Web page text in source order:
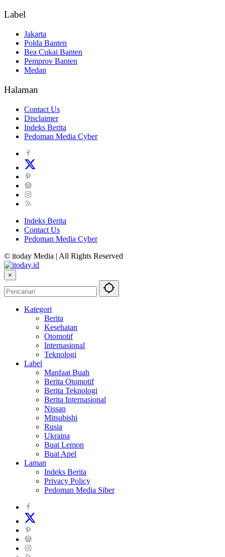
Label
Jakarta
Polda Banten
Bea Cukai Banten
Pemprov Banten
Medan
Halaman
Contact Us
Disclaimer
Indeks Berita
Pedoman Media Cyber
Indeks Berita
Contact Us
Pedoman Media Cyber
© itoday Media | All Rights Reserved
×
Kategori
Berita
Kesehatan
Otomotif
Internasional
Teknologi
Label
Manfaat Buah
Berita Otomotif
Berita Teknologi
Berita Internasional
Nissan
Mitsubishi
Rusia
Ukraina
Buat Lemon
Buat Apel
Laman
Indeks Berita
Privacy Policy
Pedoman Media Siber